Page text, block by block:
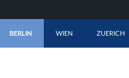
BERLIN
WIEN ZUERICH